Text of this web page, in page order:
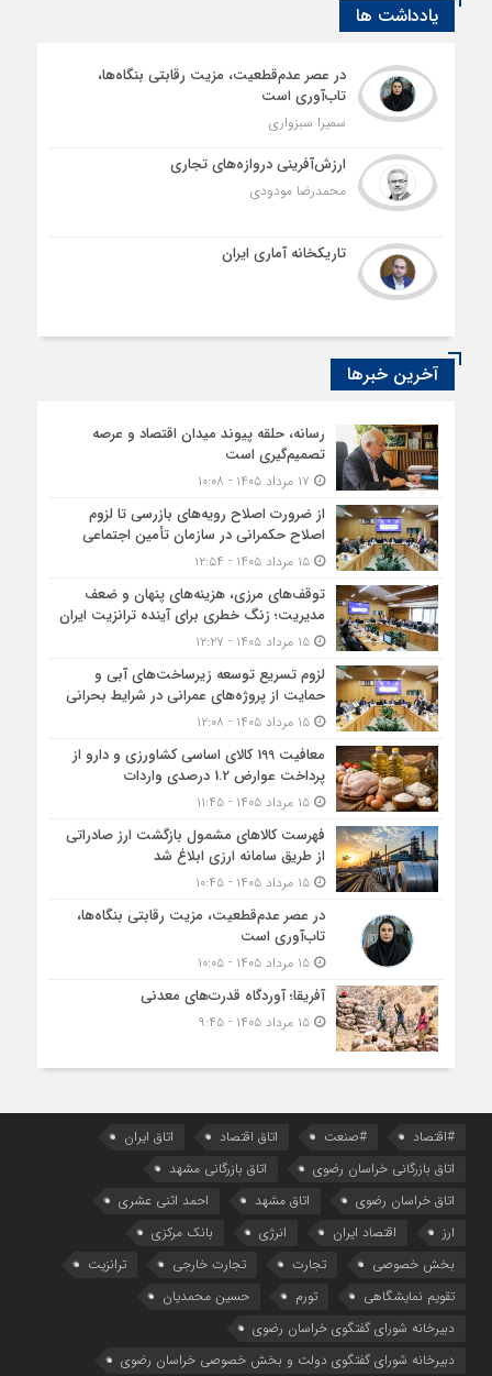
یادداشت ها
در عصر عدم‌قطعیت، مزیت رقابتی بنگاه‌ها،
تاب‌آوری است
سمیرا سبزواری
ارزش‌آفرینی دروازه‌های تجاری
محمدرضا مودودی
تاریکخانه آماری ایران
آخرین خبرها
رسانه، حلقه پیوند میدان اقتصاد و عرصه
تصمیم‌گیری است
از ضرورت اصلاح رویه‌های بازرسی تا لزوم
اصلاح حکمرانی در سازمان تأمین اجتماعی
۱۵ مرداد ۱۴۰۵ - ۱۲:۵۴
توقف‌های مرزی، هزینه‌های پنهان و ضعف
مدیریت؛ زنگ خطری برای آینده ترانزیت ایران
۱۵ مرداد ۱۴۰۵ - ۱۲:۲۷
لزوم تسریع توسعه زیرساخت‌های آبی و
حمایت از پروژه‌های عمرانی در شرایط بحرانی
۱۵ مرداد ۱۴۰۵ - ۱۲:۰۸
معافیت 199 کالای اساسی کشاورزی و دارو از
پرداخت عوارض 1.2 درصدی واردات
۱۵ مرداد ۱۴۰۵ - ۱۱:۴۵
فهرست کالاهای مشمول بازگشت ارز صادراتی
از طریق سامانه ارزی ابلاغ شد
۱۵ مرداد ۱۴۰۵ - ۱۰:۴۵
در عصر عدم‌قطعیت، مزیت رقابتی بنگاه‌ها،
تاب‌آوری است
۱۵ مرداد ۱۴۰۵ - ۱۰:۰۵
آفریقا؛ آوردگاه قدرت‌های معدنی
۱۵ مرداد ۱۴۰۵ - ۹:۴۵
#اقتصاد #صنعت اتاق اقتصاد
اتاق ایران
اتاق بازرگانی خراسان رضوی
اتاق بازرگانی مشهد
اتاق خراسان رضوی
اتاق مشهد
احمد اثنی عشری
ارز
اقتصاد ایران انرژی
بانک مرکزی
بخش خصوصی
تجارت تجارت خارجی
ترانزیت
تقویم نمایشگاهی
تورم
حسین محمدیان
دبیرخانه شورای گفتگوی خراسان رضوی
دبیرخانه شورای گفتگوی دولت و بخش خصوصی خراسان رضوی